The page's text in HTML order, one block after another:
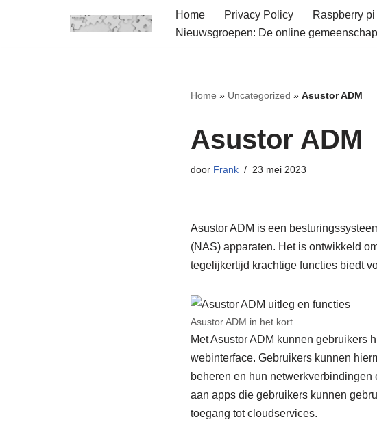
Home Privacy Policy Raspberry pi
Nieuwsgroepen: De online
Home » Uncategorized » Asustor ADM
Asustor ADM
door Frank 23 mei 2023
Asustor ADM is een
(NAS) apparaten. Het is ontwikkeld
tegelijkertijd krachtige functies biedt
Asustor ADM in het kort.
Met Asustor ADM kunnen gebruikers
webinterface. Gebruikers kunnen
beheren en hun
aan apps die gebruikers kunnen
toegang tot cloudservices.